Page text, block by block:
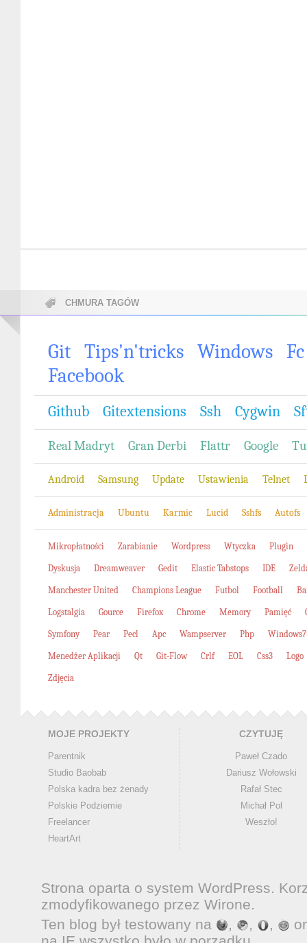
CHMURA TAGÓW
Git Tips'n'tricks Windows
Facebook
Github Gitextensions Ssh Cygwin
Real Madryt Gran Derbi Flattr Google
Android Samsung Update Ustawienia Telnet
Administracja Ubuntu Karmic Lucid Sshfs Autofs
Mikropłatności Zarabianie Wordpress Wtyczka Plugin
Dyskusja Dreamweaver Gedit Elastic Tabstops IDE
Manchester United Champions League Futbol Football
Logstalgia Gource Firefox Chrome Memory Pamięć
Symfony Pear Pecl Apc Wampserver Php Windows7
Menedżer Aplikacji Qt Git-Flow Crlf EOL Css3 Logo
Zdjęcia
MOJE PROJEKTY
Parentnik
Studio Baobab
Polska kadra bez żenady
Polskie Podziemie
Freelancer
HeartArt
CZYTUJĘ
Paweł Czado
Dariusz Wołowski
Rafał Stec
Michał Pol
Weszło!
Strona oparta o system WordPress.
zmodyfikowanego przez Wirone.
Ten blog był testowany na
, , ,